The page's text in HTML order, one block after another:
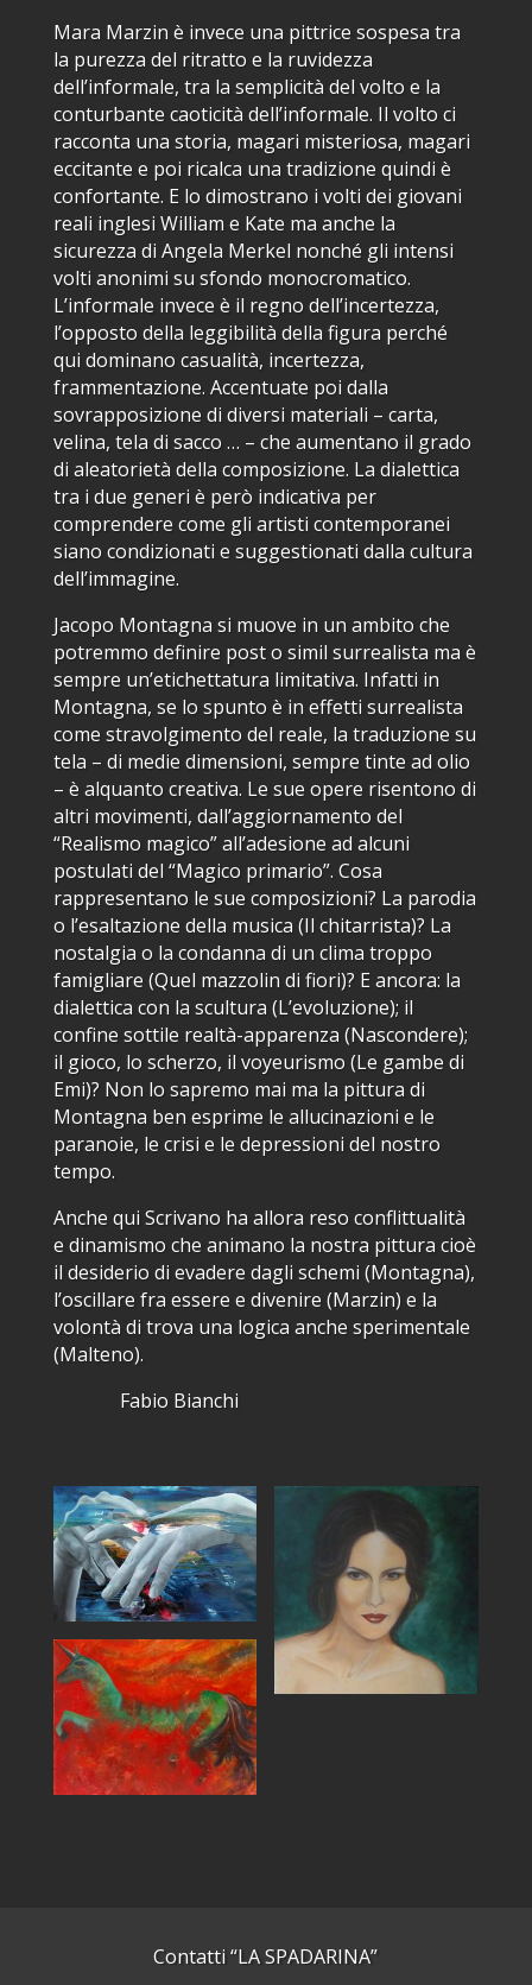
Mara Marzin è invece una pittrice sospesa tra
la purezza del ritratto e la ruvidezza
dell’informale, tra la semplicità del volto e la
conturbante caoticità dell’informale. Il volto ci
racconta una storia, magari misteriosa, magari
eccitante e poi ricalca una tradizione quindi è
confortante. E lo dimostrano i volti dei giovani
reali inglesi William e Kate ma anche la
sicurezza di Angela Merkel nonché gli intensi
volti anonimi su sfondo monocromatico.
L’informale invece è il regno dell’incertezza,
l’opposto della leggibilità della figura perché
qui dominano casualità, incertezza,
frammentazione. Accentuate poi dalla
sovrapposizione di diversi materiali – carta,
velina, tela di sacco … – che aumentano il grado
di aleatorietà della composizione. La dialettica
tra i due generi è però indicativa per
comprendere come gli artisti contemporanei
siano condizionati e suggestionati dalla cultura
dell’immagine.
Jacopo Montagna si muove in un ambito che
potremmo definire post o simil surrealista ma è
sempre un’etichettatura limitativa. Infatti in
Montagna, se lo spunto è in effetti surrealista
come stravolgimento del reale, la traduzione su
tela – di medie dimensioni, sempre tinte ad olio
– è alquanto creativa. Le sue opere risentono di
altri movimenti, dall’aggiornamento del
“Realismo magico” all’adesione ad alcuni
postulati del “Magico primario”. Cosa
rappresentano le sue composizioni? La parodia
o l’esaltazione della musica (Il chitarrista)? La
nostalgia o la condanna di un clima troppo
famigliare (Quel mazzolin di fiori)? E ancora: la
dialettica con la scultura (L’evoluzione); il
confine sottile realtà-apparenza (Nascondere);
il gioco, lo scherzo, il voyeurismo (Le gambe di
Emi)? Non lo sapremo mai ma la pittura di
Montagna ben esprime le allucinazioni e le
paranoie, le crisi e le depressioni del nostro
tempo.
Anche qui Scrivano ha allora reso conflittualità
e dinamismo che animano la nostra pittura cioè
il desiderio di evadere dagli schemi (Montagna),
l’oscillare fra essere e divenire (Marzin) e la
volontà di trova una logica anche sperimentale
(Malteno).
Fabio Bianchi
Contatti “LA SPADARINA”